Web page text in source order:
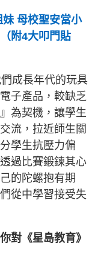
母校聖安當小
附4大叩門貼
成長年代的玩具
子產品，較缺乏
為契機，讓學生
流，拉近師生關
學生抗壓力偏
過比賽鍛鍊其心
的陀螺抱有期
從中學習接受失
對《星島教育》